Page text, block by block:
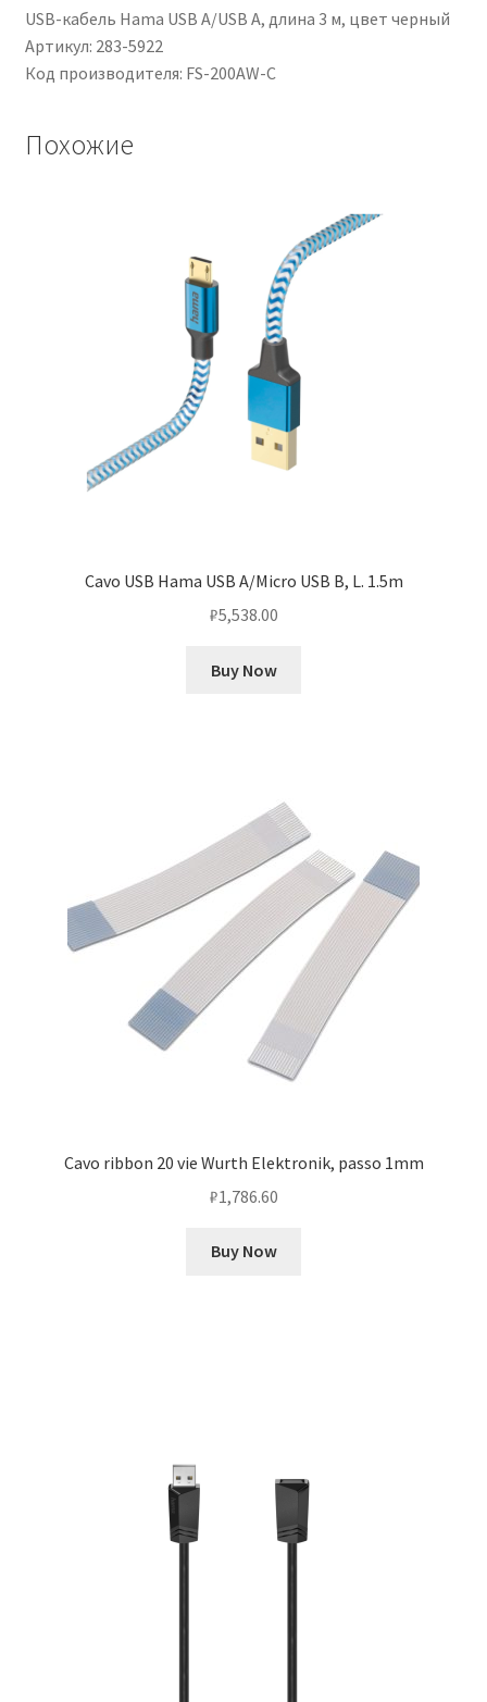
USB-кабель Hama USB A/USB A, длина 3 м, цвет черный
Артикул: 283-5922
Код производителя: FS-200AW-C
Похожие
Cavo USB Hama USB A/Micro USB B, L. 1.5m
₽5,538.00
Buy Now
Cavo ribbon 20 vie Wurth Elektronik, passo 1mm
₽1,786.60
Buy Now